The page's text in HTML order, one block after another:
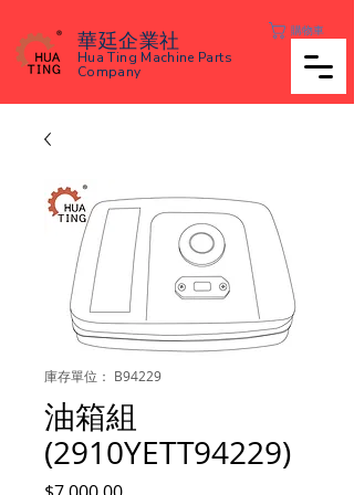
華廷企業社
Hua Ting Machine Parts
Company
購物車
庫存單位： B94229
油箱組
(2910YETT94229)